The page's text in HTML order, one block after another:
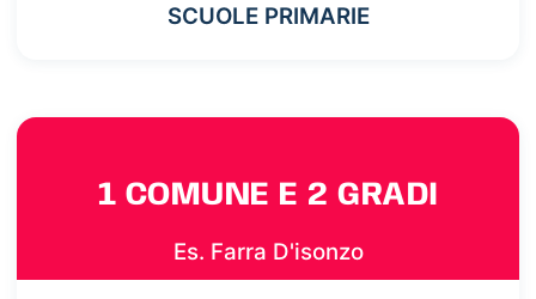
SCUOLE PRIMARIE
1 COMUNE E 2 GRADI
Es. Farra D'isonzo